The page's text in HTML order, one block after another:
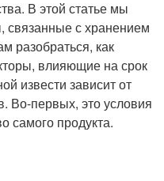
В этой статье мы
связанные с хранением
разобраться, как
влияющие на срок
извести зависит от
Во-первых, это условия
самого продукта.